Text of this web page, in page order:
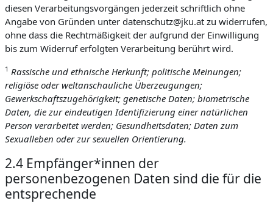
diesen Verarbeitungsvorgängen jederzeit schriftlich ohne
Angabe von Gründen unter datenschutz@jku.at zu widerrufen,
ohne dass die Rechtmäßigkeit der aufgrund der Einwilligung
bis zum Widerruf erfolgten Verarbeitung berührt wird.
1 Rassische und ethnische Herkunft; politische Meinungen;
religiöse oder weltanschauliche Überzeugungen;
Gewerkschaftszugehörigkeit; genetische Daten; biometrische
Daten, die zur eindeutigen Identifizierung einer natürlichen
Person verarbeitet werden; Gesundheitsdaten; Daten zum
Sexualleben oder zur sexuellen Orientierung.
2.4 Empfänger*innen der
personenbezogenen Daten sind die für die
entsprechende